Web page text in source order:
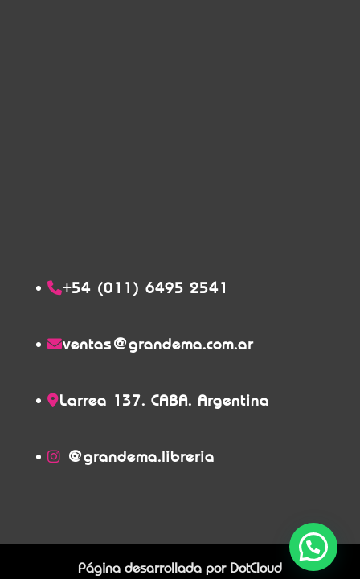
+54 (011) 6495 2541
ventas@grandema.com.ar
Larrea 137. CABA. Argentina
@grandema.libreria
Página desarrollada por DotCloud